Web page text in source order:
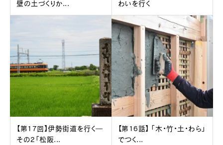
壁の土づくりか...
わいを行く
【第17回】伊勢街道を行く―
その2「松阪...
【第16話】 「木・竹・土・わら」
でつく...